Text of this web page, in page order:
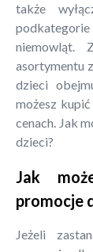
także
niemowląt.
asortymentu
dzieci
możesz
cenach. Jak
dzieci?
Jak
promocje
Jeżeli